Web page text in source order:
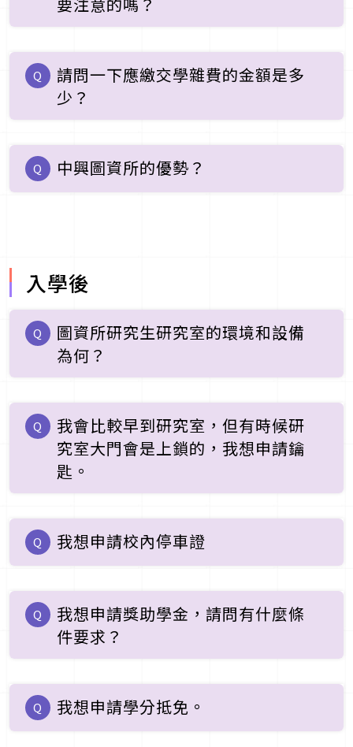
Q
請問一下應繳交學雜費的金額是多
少？
Q 中興圖資所的優勢？
入學後
Q
圖資所研究生研究室的環境和設備
為何？
Q
我會比較早到研究室，但有時候研
究室大門會是上鎖的，我想申請鑰
匙。
Q 我想申請校內停車證
Q
我想申請獎助學金，請問有什麼條
件要求？
Q 我想申請學分抵免。